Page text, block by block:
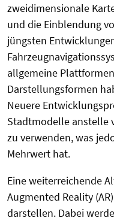
zweidimensionale
und die Einblendung
jüngsten
allgemeine
Darstellungsformen
Neuere
Stadtmodelle anstelle
zu verwenden, was
Mehrwert hat.
Eine weiterreichende
Augmented Reality
darstellen. Dabei